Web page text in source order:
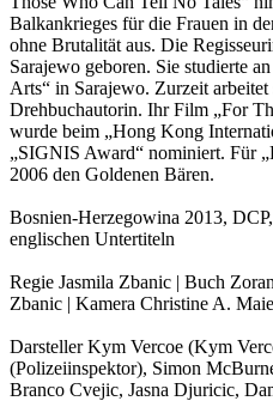
Balkankrieges für die Frauen in
ohne Brutalität aus. Die
Sarajewo geboren. Sie studierte
Arts“ in Sarajewo. Zurzeit arbeitet
Drehbuchautorin. Ihr Film „For
wurde beim „Hong Kong
„SIGNIS Award“ nominiert. Für
2006 den Goldenen Bären.
Bosnien-Herzegowina 2013,
englischen Untertiteln
Regie Jasmila Zbanic | Buch
Zbanic | Kamera Christine A.
Darsteller Kym Vercoe (Kym
(Polizeiinspektor), Simon
Branco Cvejic, Jasna Djuricic,